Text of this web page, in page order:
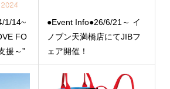
1/14~
FO
援～”
●Event Info●26/6/21～ イ
ノブン天満橋店にてJIBフ
ェア開催！